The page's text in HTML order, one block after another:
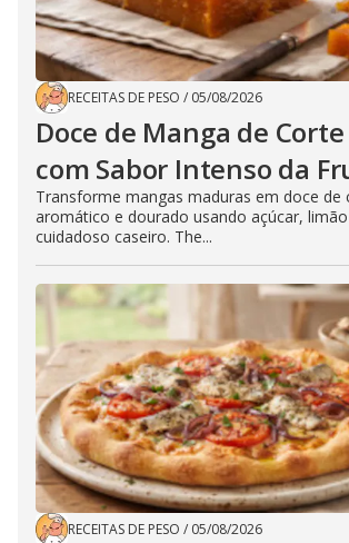
RECEITAS DE PESO / 05/08/2026
Doce de Manga de
com Sabor Intenso da
Transforme mangas maduras em doce de
aromático e dourado usando açúcar,
cuidadoso caseiro. The...
RECEITAS DE PESO / 05/08/2026